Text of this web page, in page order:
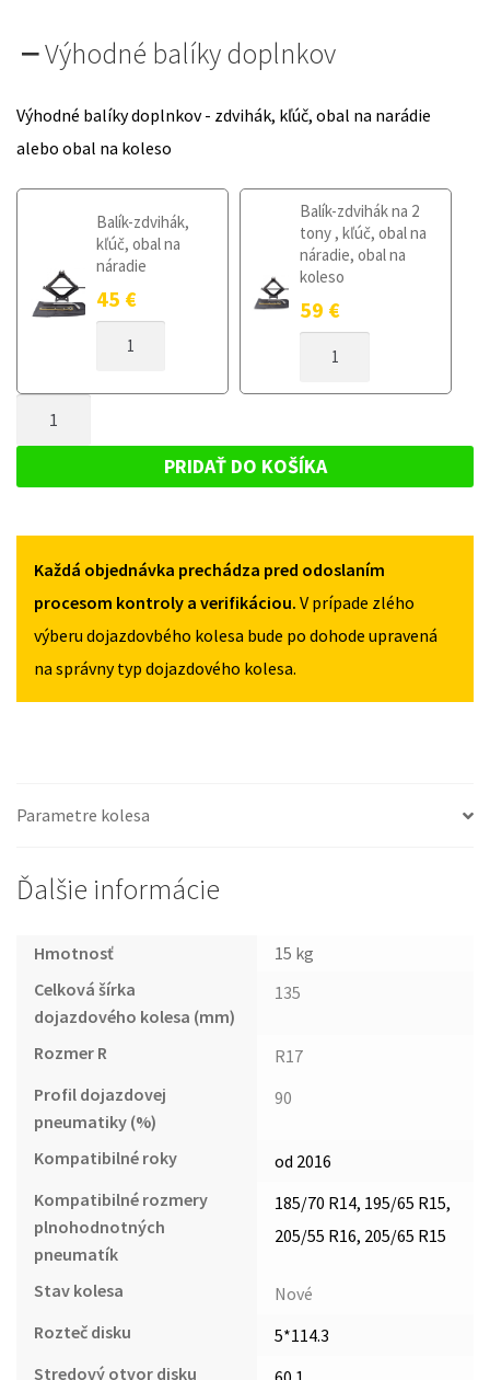
Výhodné balíky doplnkov
Výhodné balíky doplnkov - zdvihák, kľúč, obal na narádie
alebo obal na koleso
Balík-zdvihák,
kľúč, obal na
náradie
45 €
DOJAZDOVÉ
TOYOTA
II
2016
Balík-zdvihák na 2
tony , kľúč, obal na
náradie, obal na
koleso
59 €
DOJAZDOVÉ
II
OD
5X108
TOYOTA
OD
2016
135/90R17
PRIDAŤ DO KOŠÍKA
Každá objednávka prechádza pred odoslaním
procesom kontroly a verifikáciou. V prípade zlého
výberu dojazdovbého kolesa bude po dohode upravená
na správny typ dojazdového kolesa.
Parametre kolesa
Ďalšie informácie
Hmotnosť
15 kg
Celková šírka
dojazdového kolesa (mm)
135
Rozmer R
R17
Profil dojazdovej
pneumatiky (%)
90
Kompatibilné roky
od 2016
Kompatibilné rozmery
plnohodnotných
pneumatík
185/70 R14, 195/65 R15,
205/55 R16, 205/65 R15
Stav kolesa
Nové
Rozteč disku
5*114.3
Stredový otvor disku